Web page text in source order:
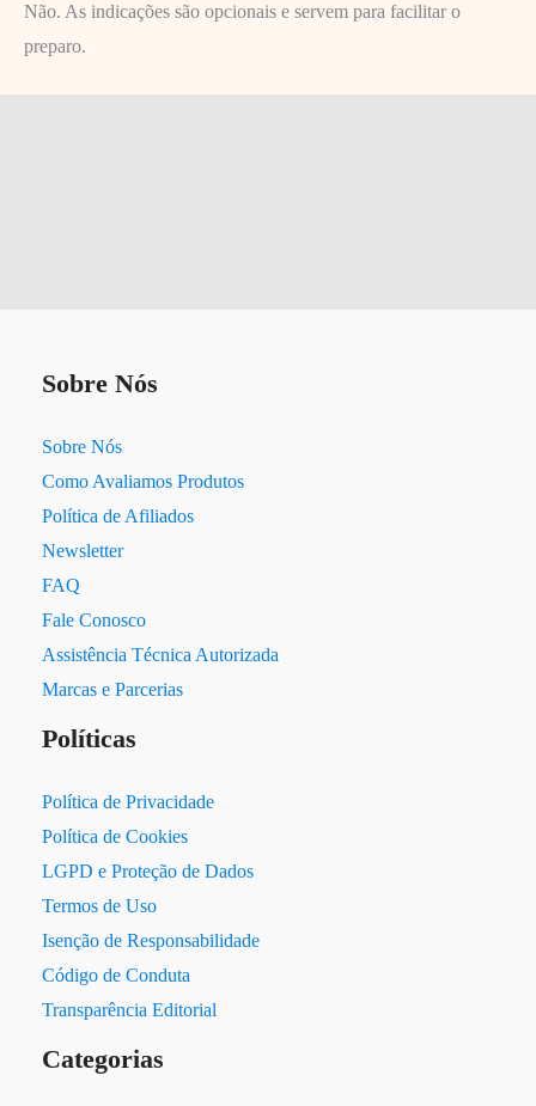
Não. As indicações são opcionais e servem para facilitar o
preparo.
Sobre Nós
Sobre Nós
Como Avaliamos Produtos
Política de Afiliados
Newsletter
FAQ
Fale Conosco
Assistência Técnica Autorizada
Marcas e Parcerias
Políticas
Política de Privacidade
Política de Cookies
LGPD e Proteção de Dados
Termos de Uso
Isenção de Responsabilidade
Código de Conduta
Transparência Editorial
Categorias